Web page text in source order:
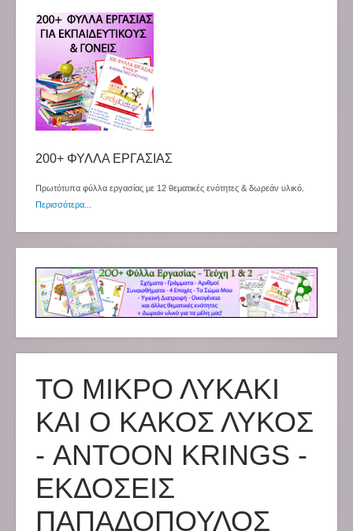
200+ ΦΥΛΛΑ ΕΡΓΑΣΙΑΣ
Πρωτότυπα φύλλα εργασίας με 12 θεματικές ενότητες & δωρεάν υλικό.
Περισσότερα...
ΤΟ ΜΙΚΡΟ ΛΥΚΑΚΙ
ΚΑΙ Ο ΚΑΚΟΣ ΛΥΚΟΣ
- ANTOON KRINGS -
ΕΚΔΟΣΕΙΣ
ΠΑΠΑΔΟΠΟΥΛΟΣ